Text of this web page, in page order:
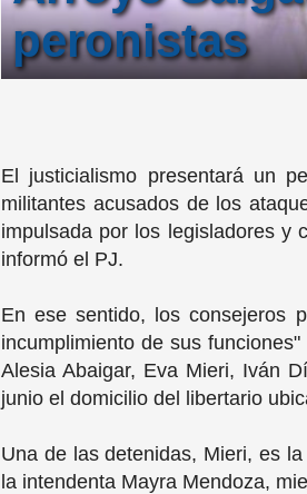
peronistas
El justicialismo presentará un
militantes acusados de los
impulsada por los legisladores y
informó el PJ.
En ese sentido, los consejeros
incumplimiento de sus
Alesia Abaigar, Eva Mieri, Iván
junio el domicilio del libertario
Una de las detenidas, Mieri, es
la intendenta Mayra Mendoza,